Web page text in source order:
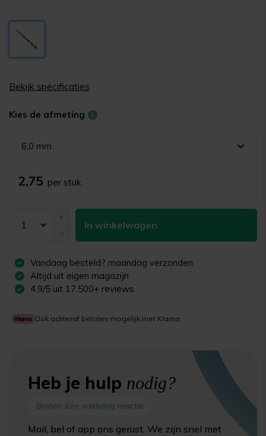
Bekijk specificaties
Kies de afmeting
6,0 mm
2,75 per stuk
In winkelwagen
Vandaag besteld? maandag verzonden
Altijd uit eigen magazijn
4.9/5 uit 17.500+ reviews
Ook achteraf betalen mogelijk met Klarna
Heb je hulp nodig?
Binnen één werkdag reactie
Mail, bel of app ons gerust. We zijn snel met